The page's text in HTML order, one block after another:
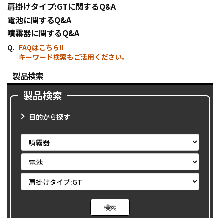
肩掛けタイプ:GTに関するQ&A
電池に関するQ&A
噴霧器に関するQ&A
FAQはこちら!!
キーワード検索もご活用ください。
製品検索
製品検索
目的から探す